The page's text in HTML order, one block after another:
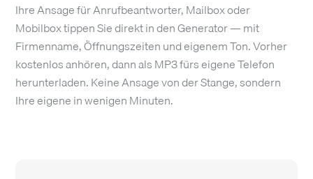
Ihre Ansage für Anrufbeantworter, Mailbox oder
Mobilbox tippen Sie direkt in den Generator — mit
Firmenname, Öffnungszeiten und eigenem Ton. Vorher
kostenlos anhören, dann als MP3 fürs eigene Telefon
herunterladen. Keine Ansage von der Stange, sondern
Ihre eigene in wenigen Minuten.